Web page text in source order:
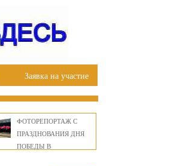
Заявка на участие
ФОТОРЕПОРТАЖ С
ПРАЗДНОВАНИЯ ДНЯ
ПОБЕДЫ В